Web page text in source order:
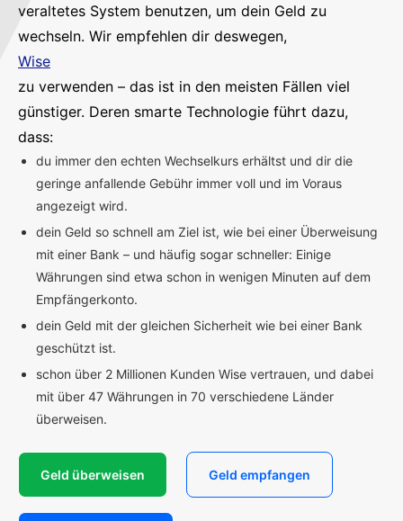
veraltetes System benutzen, um dein Geld zu
wechseln. Wir empfehlen dir deswegen,
Wise
zu verwenden – das ist in den meisten Fällen viel
günstiger. Deren smarte Technologie führt dazu,
dass:
du immer den echten Wechselkurs erhältst und dir die
geringe anfallende Gebühr immer voll und im Voraus
angezeigt wird.
dein Geld so schnell am Ziel ist, wie bei einer Überweisung
mit einer Bank – und häufig sogar schneller: Einige
Währungen sind etwa schon in wenigen Minuten auf dem
Empfängerkonto.
dein Geld mit der gleichen Sicherheit wie bei einer Bank
geschützt ist.
schon über 2 Millionen Kunden Wise vertrauen, und dabei
mit über 47 Währungen in 70 verschiedene Länder
überweisen.
Geld überweisen Geld empfangen